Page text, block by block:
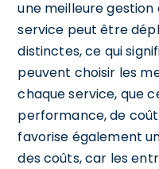
une meilleure gestion
service peut être
distinctes, ce qui
peuvent choisir les
chaque service, que
performance, de
favorise également
des coûts, car les